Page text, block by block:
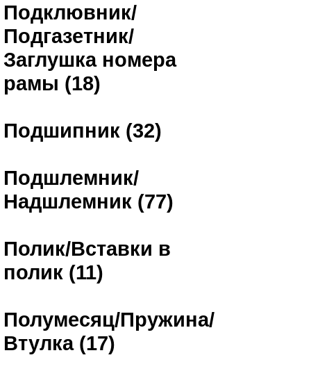
Подклювник/
Подгазетник/
Заглушка номера
рамы (18)
Подшипник (32)
Подшлемник/
Надшлемник (77)
Полик/Вставки в
полик (11)
Полумесяц/Пружина/
Втулка (17)